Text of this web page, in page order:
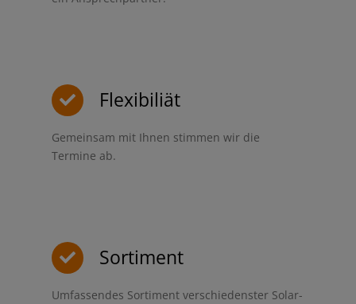
Flexibiliät
Gemeinsam mit Ihnen stimmen wir die
Termine ab.
Sortiment
Umfassendes Sortiment verschiedenster Solar-